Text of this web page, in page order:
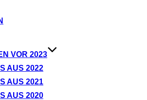
VOR 2023
AUS 2022
AUS 2021
AUS 2020